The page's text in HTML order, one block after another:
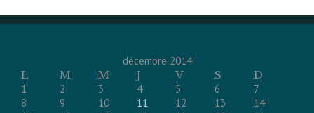
décembre 2014
L
M M J V S
D
1
2 3 4 5 6
7
8
9 10 11 12 13
14